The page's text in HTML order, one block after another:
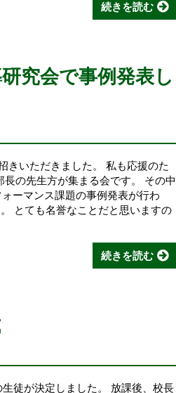
続きを読む
究会で事例発表し
きいただきました。 私も応援のた
の先生方が集まる会です。 その中
ーマンス課題の事例発表が行わ
とても名誉なことだと思いますの
続きを読む
徒が決定しました。 放課後、校長